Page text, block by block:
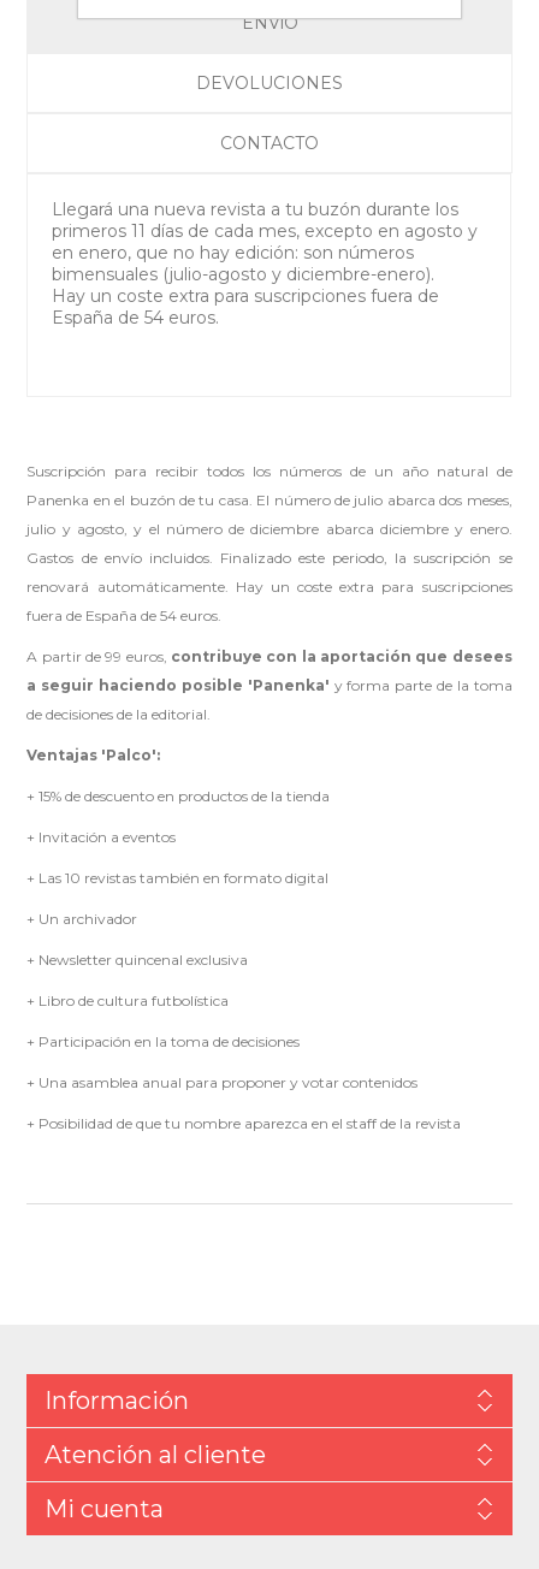
ENVíO
DEVOLUCIONES
CONTACTO
Llegará una nueva revista a tu buzón durante los
primeros 11 días de cada mes, excepto en agosto y
en enero, que no hay edición: son números
bimensuales (julio-agosto y diciembre-enero).
Hay un coste extra para suscripciones fuera de
España de 54 euros.
Suscripción para recibir todos los números de un año natural de
Panenka en el buzón de tu casa. El número de julio abarca dos meses,
julio y agosto, y el número de diciembre abarca diciembre y enero.
Gastos de envío incluidos. Finalizado este periodo, la suscripción se
renovará automáticamente. Hay un coste extra para suscripciones
fuera de España de 54 euros.
A partir de 99 euros, contribuye con la aportación que desees
a seguir haciendo posible 'Panenka' y forma parte de la toma
de decisiones de la editorial.
Ventajas 'Palco':
+ 15% de descuento en productos de la tienda
+ Invitación a eventos
+ Las 10 revistas también en formato digital
+ Un archivador
+ Newsletter quincenal exclusiva
+ Libro de cultura futbolística
+ Participación en la toma de decisiones
+ Una asamblea anual para proponer y votar contenidos
+ Posibilidad de que tu nombre aparezca en el staff de la revista
Información
Atención al cliente
Mi cuenta